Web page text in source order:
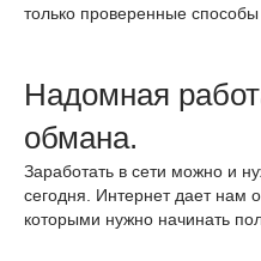
только проверенные способы
Надомная
обмана.
Заработать в сети можно и
сегодня. Интернет дает нам
которыми нужно начинать